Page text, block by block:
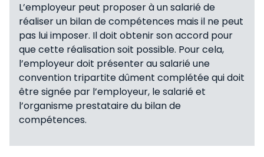
L’employeur peut proposer à un salarié de
réaliser un bilan de compétences mais il ne peut
pas lui imposer. Il doit obtenir son accord pour
que cette réalisation soit possible. Pour cela,
l’employeur doit présenter au salarié une
convention tripartite dûment complétée qui doit
être signée par l’employeur, le salarié et
l’organisme prestataire du bilan de
compétences.